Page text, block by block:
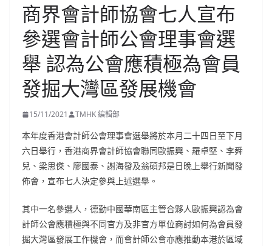
商界會計師協會七人宣布
參選會計師公會理事會選
舉 認為公會應積極為會員
發掘大灣區發展機會
15/11/2021 TMHK 編輯部
本年度香港會計師公會理事會選舉將於本月二十四日至下月
六日舉行，香港商界會計師協會聯同歐振興、羅卓堅、李舜
兒、梁思傑、廖國泰、謝海發及翁碩邦是日晚上舉行新聞發
佈會，宣布七人決定參與上述選舉。
其中一名參選人，德勤中國華南區主管合夥人歐振興認為會
計師公會應積極與不同官方及非官方單位商討如何為會員發
掘大灣區發展工作機會，而會計師公會亦應推動本港於區域